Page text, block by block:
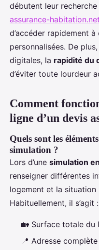
débutent leur recherche
assurance-
d’accéder rapidement
personnalisées. De
digitales, la rapidité du
d’éviter toute lourdeur
Comment
ligne d’un devis
Quels sont les
simulation ?
Lors d’une simulation
renseigner différentes
logement et la situation
Habituellement, il s’agit :
🏡 Surface totale du
📍 Adresse complète